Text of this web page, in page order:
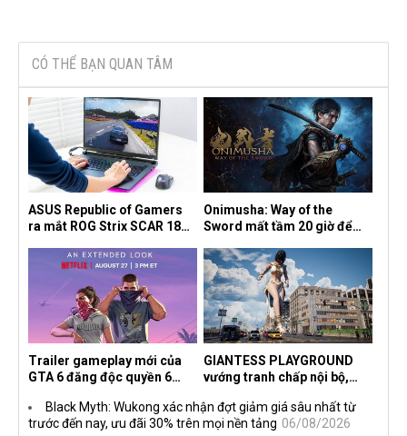
CÓ THỂ BẠN QUAN TÂM
ASUS Republic of Gamers
ra mắt ROG Strix SCAR 18
Onimusha: Way of the
Sword mất tầm 20 giờ để
dành cho newbie và lão làng
Trailer gameplay mới của
GTA 6 đăng độc quyền 6
đang quá tham?
GIANTESS PLAYGROUND
vướng tranh chấp nội bộ,
ngầm chiếm đoạt doanh thu
Black Myth: Wukong xác nhận đợt giảm giá sâu nhất từ
trước đến nay, ưu đãi 30% trên mọi nền tảng 06/08/2026